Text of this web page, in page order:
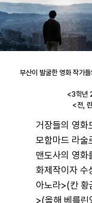
부산이 발굴한 영화 작가
<3학년
<전,
거장들의 영화
모함마드 라술
맨도사의 영화
화제작이자 수
아노라>(칸 황
>(올해 베를린